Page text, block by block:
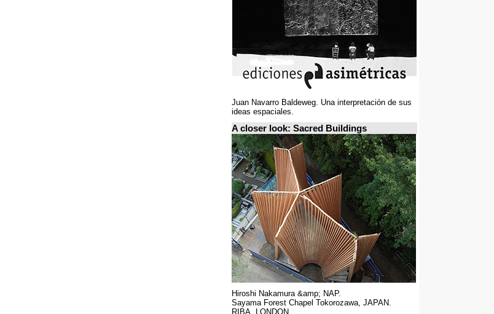
Juan Navarro Baldeweg. Una interpretación de sus
ideas espaciales.
A closer look: Sacred Buildings
Hiroshi Nakamura &amp; NAP.
Sayama Forest Chapel Tokorozawa, JAPAN.
RIBA, LONDON.